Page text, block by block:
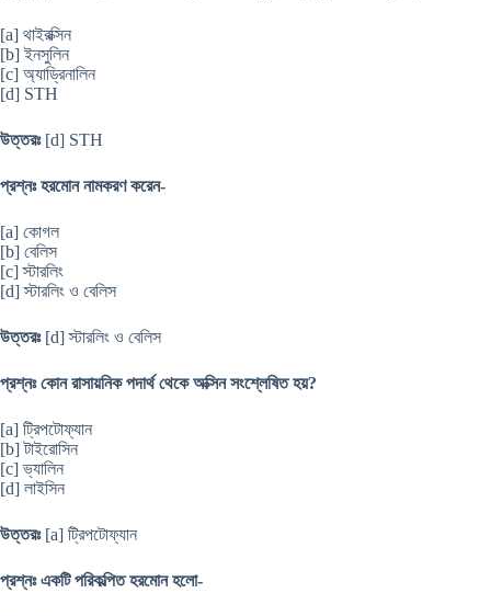
[a] থাইরক্সিন
[b] ইনসুলিন
[c] অ্যাড্রিনালিন
[d] STH
উত্তরঃ [d] STH
প্রশ্নঃ হরমোন নামকরণ করেন-
[a] কোগল
[b] বেলিস
[c] স্টারলিং
[d] স্টারলিং ও বেলিস
উত্তরঃ [d] স্টারলিং ও বেলিস
প্রশ্নঃ কোন রাসায়নিক পদার্থ থেকে অক্সিন সংশ্লেষিত হয়?
[a] ট্রিপটোফ্যান
[b] টাইরোসিন
[c] ভ্যালিন
[d] লাইসিন
উত্তরঃ[a] ট্রিপটোফ্যান
প্রশ্নঃ একটি পরিকল্পিত হরমোন হলো-